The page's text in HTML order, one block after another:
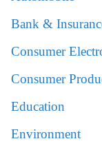
Bank &
Consumer
Consumer
Education
Environment